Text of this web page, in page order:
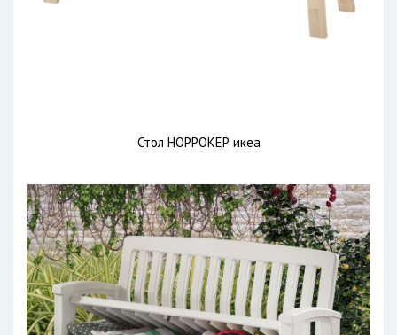
Стол НОРРОКЕР икеа